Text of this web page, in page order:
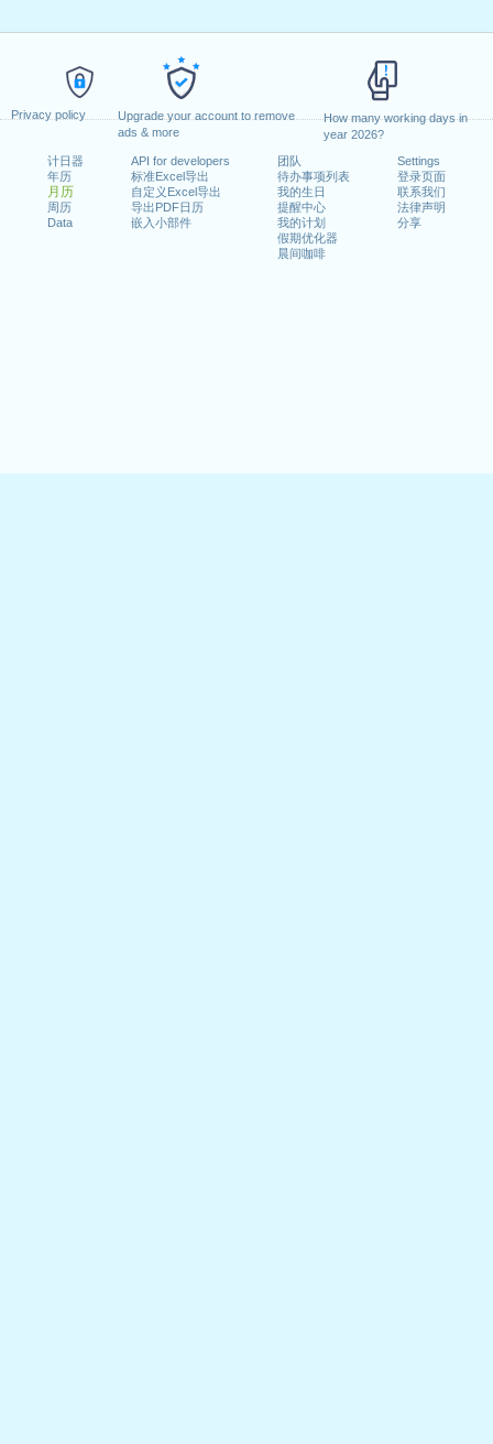
Privacy policy
Upgrade your account to remove
ads & more
How many working days in
year 2026?
计日器
年历
月历
周历
Data
API for developers
标准Excel导出
自定义Excel导出
导出PDF日历
嵌入小部件
团队
待办事项列表
我的生日
提醒中心
我的计划
假期优化器
晨间咖啡
Settings
登录页面
联系我们
法律声明
分享